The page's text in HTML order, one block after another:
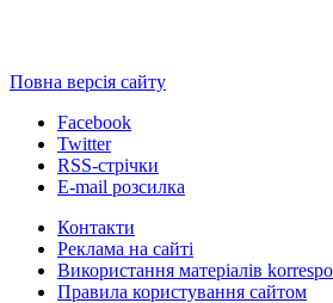
Повна версія сайту
Facebook
Twitter
RSS-стрічки
E-mail розсилка
Контакти
Реклама на сайті
Використання матеріалів
Правила користування сайтом